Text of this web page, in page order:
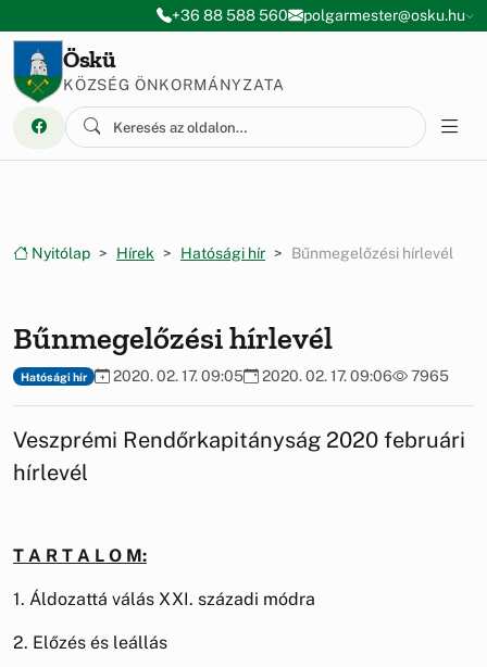
Ugrás a menüre
Ugrás a tartalomra+36 88 588 560 polgarmester@osku.hu
Öskü
KÖZSÉG ÖNKORMÁNYZATA
Nyitólap Hírek Hatósági hír Bűnmegelőzési hírlevél
Bűnmegelőzési hírlevél
Hatósági hír 2020. 02. 17. 09:05 2020. 02. 17. 09:06 7965
Veszprémi Rendőrkapitányság 2020 februári
hírlevél
T A R T A L O M:
1. Áldozattá válás XXI. századi módra
2. Előzés és leállás